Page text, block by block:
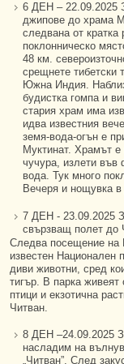
6 ДЕН – 22.09.2025
джипове до храма
следвана от кратка
поклонническо
48 км.
срещнете тибетски
Южна Индия.
будистка гомпа и
стария храм има
идва известния
земя-вода-огън е
Муктинат. Храмът
чучура, излети във
вода. Тук много
Вечеря и нощувка
7 ДЕН - 23.09.2025
свързващ полет до
Следва посещение на
известен Национален
диви животни, сред
тигър. В парка
птици и екзотична
Читван.
8 ДЕН –24.09.2025
насладим на
„Читван”. След